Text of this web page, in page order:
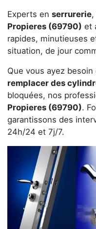
Experts en serrurerie
Propieres (69790) et
rapides, minutieuses
situation, de jour
Que vous ayez besoin
remplacer des
bloquées, nos
Propieres (69790).
garantissons des
24h/24 et 7j/7.